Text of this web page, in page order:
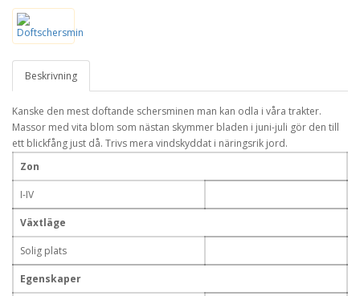
Beskrivning
Kanske den mest doftande schersminen man kan odla i våra trakter.
Massor med vita blom som nästan skymmer bladen i juni-juli gör den till
ett blickfång just då. Trivs mera vindskyddat i näringsrik jord.
Zon
I-IV
Växtläge
Solig plats
Egenskaper